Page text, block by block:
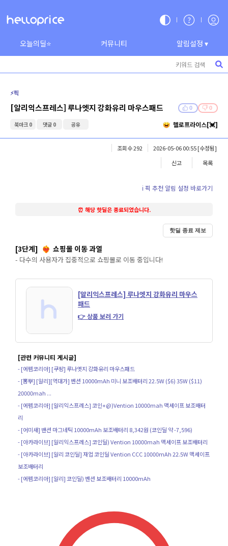
오늘의딜⭐ 커뮤니티 알림설정 ▾
⚡️픽
[알리익스프레스] 루나엣지 강화유리 마우스패드 0 0
북마크 0 댓글 0 공유 헬로프라이스[💓]
조회수 292 2026-05-06 00:55[수정됨]
신고
목록
ℹ️ 픽 추천 알림 설정 바로가기
⏰ 해당 핫딜은 종료되었습니다.
핫딜 종료 제보
[3단계] ❤️‍🔥 쇼핑몰 이동 과열
- 다수의 사용자가 집중적으로 쇼핑몰로 이동 중입니다!
[알리익스프레스] 루나엣지 강화유리 마우스
패드
👉 상품 보러 가기
[관련 커뮤니티 게시글]
- [에펨코리아] [쿠팡] 루나엣지 강화유리 마우스패드
- [뽐뿌] [알리][역대가] 벤션 10000mAh 미니 보조배터리 22.5W ($6) 35W ($11)
20000mah ...
- [에펨코리아] [알리익스프레스] 코인+@)Vention 10000mah 맥세이프 보조배터
리
- [어미새] 밴션 마그네틱 10000mAh 보조배터리 8,342원 (코인딜 약 -7,596)
- [아카라이브] [알리익스프레스] 코인딜) Vention 10000mah 맥세이프 보조배터리
- [아카라이브] [알리 코인딜] 재업 코인딜 Vention CCC 10000mAh 22.5W 맥세이프
보조배터리
- [에펨코리아] [알리] 코인딜) 벤션 보조배터리 10000mAh